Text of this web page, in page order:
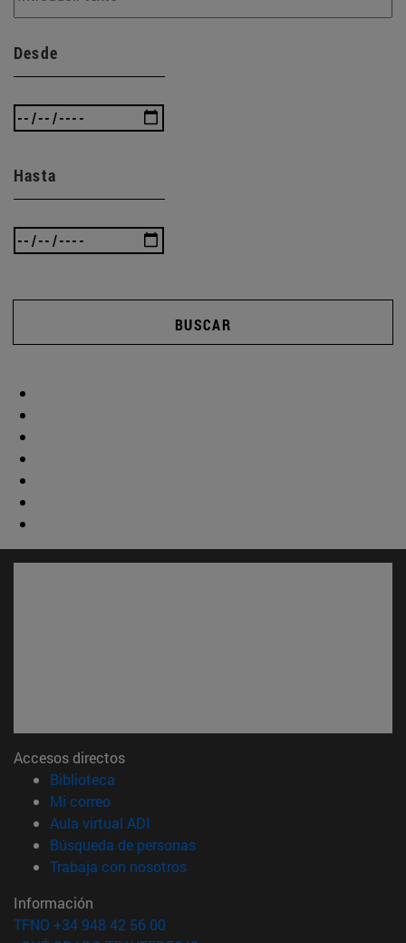
Desde
Hasta
BUSCAR
Accesos directos
Biblioteca
Mi correo(abre en nueva ventana)
Aula virtual ADI
Búsqueda de personas(abre en nueva ventana)
Trabaja con nosotros(abre en nueva ventana)
Información
TFNO +34 948 42 56 00